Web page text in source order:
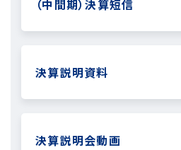
（中間期）決算短信
決算説明資料
決算説明会動画